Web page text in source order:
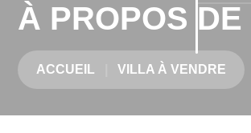
À PROPOS
ACCUEIL VILLA À VENDRE